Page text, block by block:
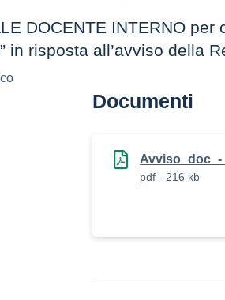
DOCENTE INTERNO
in risposta all’avviso della
Documenti
pdf - 216 kb